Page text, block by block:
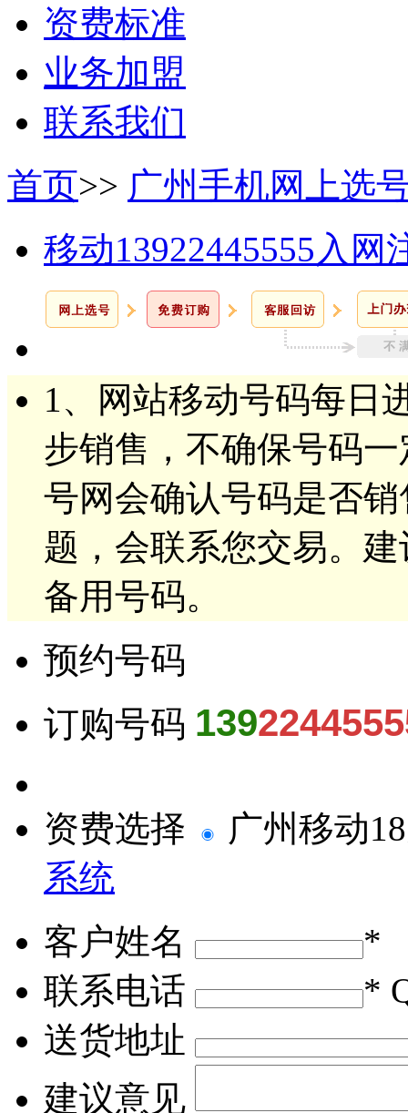
资费标准
业务加盟
联系我们
首页>> 广州手机网上选
移动13922445555入网
1、网站移动号码每日
步销售，不确保号码
号网会确认号码是否
题，会联系您交易。
备用号码。
预约号码
订购号码 139
资费选择
广州移动
系统
客户姓名
*
联系电话
*
送货地址
建议意见